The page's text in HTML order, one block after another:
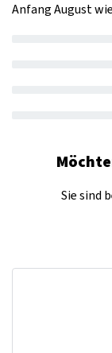
Anfang August
Sie sind